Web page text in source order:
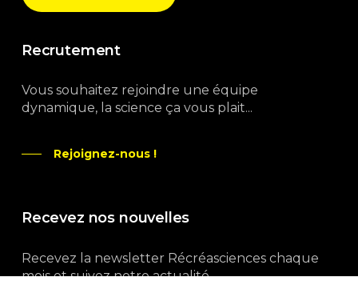
Recrutement
Vous souhaitez rejoindre une équipe
dynamique, la science ça vous plait...
Rejoignez-nous !
Recevez nos nouvelles
Recevez la newsletter Récréasciences chaque
mois et suivez notre actualité...